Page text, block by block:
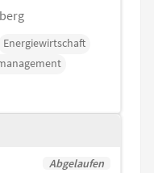
Energiewirtschaft
Abgelaufen